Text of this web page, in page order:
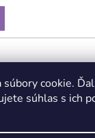
cookie.
súhlas s ich
Kapcsolat